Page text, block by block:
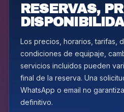
RESERVAS,
Los precios, horarios, tarifas,
condiciones de equipaje,
servicios incluidos pueden
final de la reserva. Una
WhatsApp o email no
definitivo.